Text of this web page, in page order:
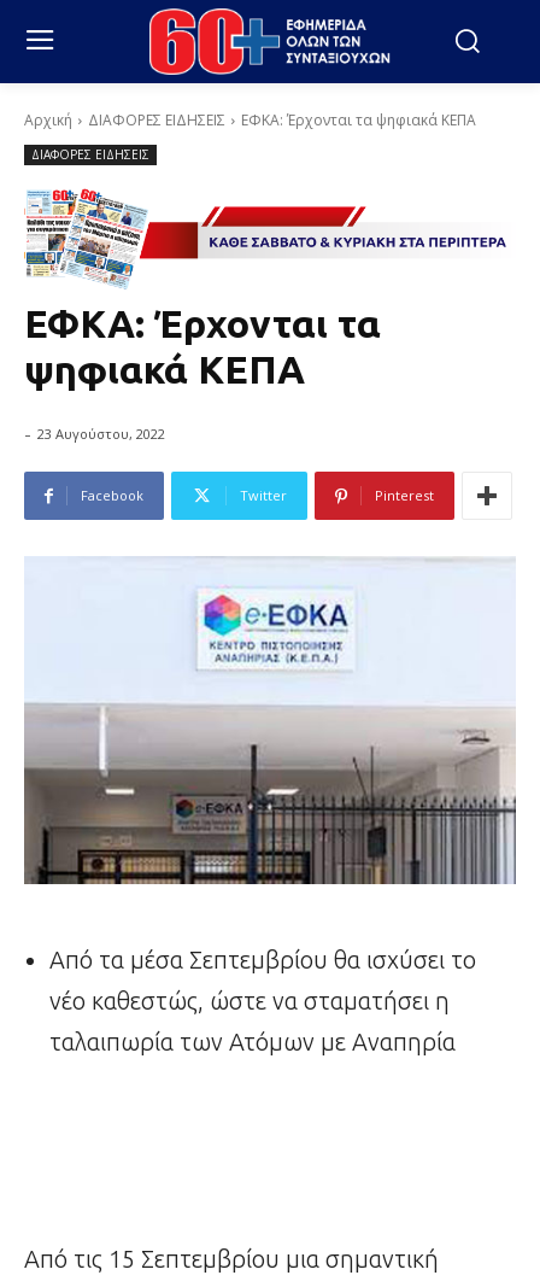
Αρχική ΔΙΑΦΟΡΕΣ ΕΙΔΗΣΕΙΣ ΕΦΚΑ: Έρχονται τα ψηφιακά ΚΕΠΑ
ΔΙΑΦΟΡΕΣ ΕΙΔΗΣΕΙΣ
ΕΦΚΑ: Έρχονται τα
ψηφιακά ΚΕΠΑ
- 23 Αυγούστου, 2022
Facebook Twitter Pinterest
Από τα μέσα Σεπτεμβρίου θα ισχύσει το
νέο καθεστώς, ώστε να σταματήσει η
ταλαιπωρία των Ατόμων με Αναπηρία
Από τις 15 Σεπτεμβρίου μια σημαντική